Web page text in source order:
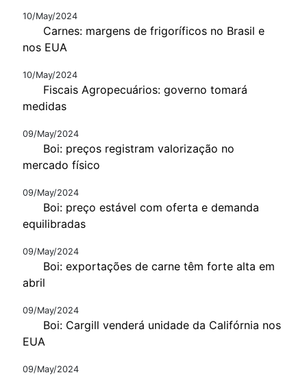
10/May/2024
Carnes: margens de frigoríficos no Brasil e
nos EUA
10/May/2024
Fiscais Agropecuários: governo tomará
medidas
09/May/2024
Boi: preços registram valorização no
mercado físico
09/May/2024
Boi: preço estável com oferta e demanda
equilibradas
09/May/2024
Boi: exportações de carne têm forte alta em
abril
09/May/2024
Boi: Cargill venderá unidade da Califórnia nos
EUA
09/May/2024